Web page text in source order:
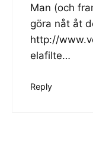
Man (och
göra nåt åt
http://
elafilte…
Reply